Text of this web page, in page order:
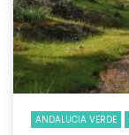
ANDALUCIA VERDE